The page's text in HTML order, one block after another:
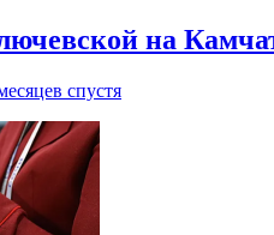
на
спустя